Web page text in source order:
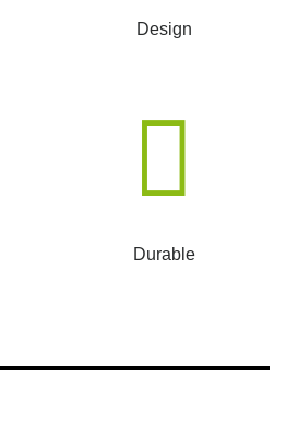
Design
Durable